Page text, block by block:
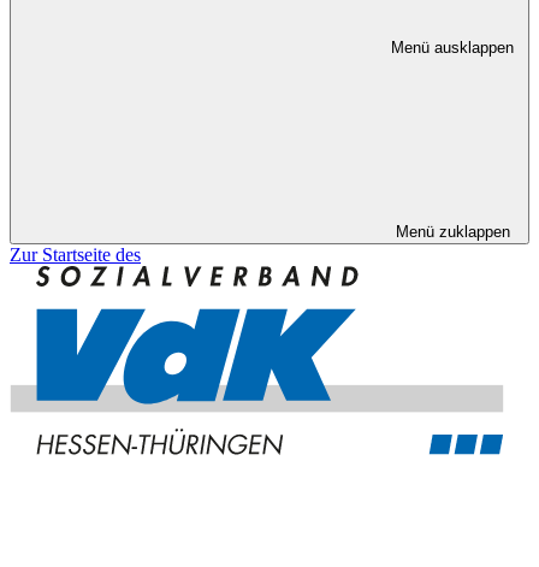
Menü ausklappen
Menü zuklappen
Zur Startseite des